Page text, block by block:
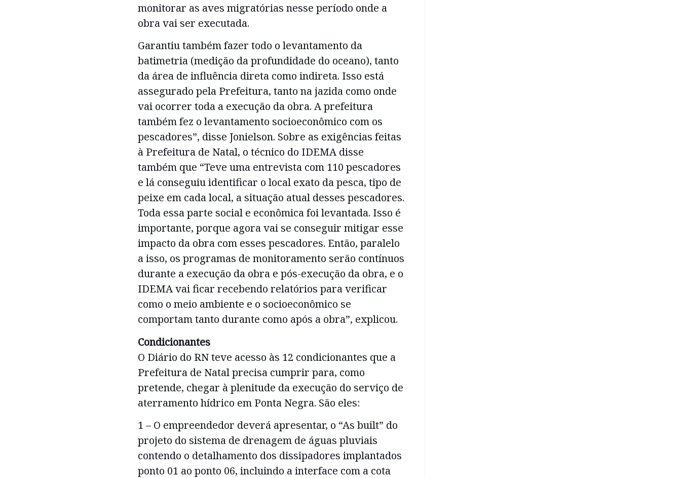
monitorar as aves migratórias nesse período onde a
obra vai ser executada.
Garantiu também fazer todo o levantamento da
batimetria (medição da profundidade do oceano), tanto
da área de influência direta como indireta. Isso está
assegurado pela Prefeitura, tanto na jazida como onde
vai ocorrer toda a execução da obra. A prefeitura
também fez o levantamento socioeconômico com os
pescadores”, disse Jonielson. Sobre as exigências feitas
à Prefeitura de Natal, o técnico do IDEMA disse
também que “Teve uma entrevista com 110 pescadores
e lá conseguiu identificar o local exato da pesca, tipo de
peixe em cada local, a situação atual desses pescadores.
Toda essa parte social e econômica foi levantada. Isso é
importante, porque agora vai se conseguir mitigar esse
impacto da obra com esses pescadores. Então, paralelo
a isso, os programas de monitoramento serão contínuos
durante a execução da obra e pós-execução da obra, e o
IDEMA vai ficar recebendo relatórios para verificar
como o meio ambiente e o socioeconômico se
comportam tanto durante como após a obra”, explicou.
Condicionantes
O Diário do RN teve acesso às 12 condicionantes que a
Prefeitura de Natal precisa cumprir para, como
pretende, chegar à plenitude da execução do serviço de
aterramento hídrico em Ponta Negra. São eles:
1 – O empreendedor deverá apresentar, o “As built” do
projeto do sistema de drenagem de águas pluviais
contendo o detalhamento dos dissipadores implantados
ponto 01 ao ponto 06, incluindo a interface com a cota